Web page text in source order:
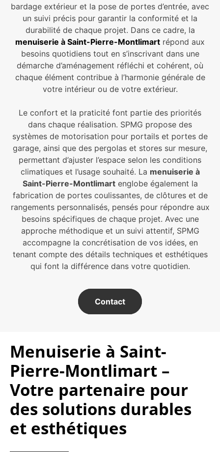
bardage extérieur et la pose de portes d’entrée, avec
un suivi précis pour garantir la conformité et la
durabilité de chaque projet. Dans ce cadre, la
menuiserie à Saint-Pierre-Montlimart répond aux
besoins quotidiens tout en s’inscrivant dans une
démarche d’aménagement réfléchi et cohérent, où
chaque élément contribue à l’harmonie générale de
votre intérieur ou de votre extérieur.
Le confort et la praticité font partie des priorités
dans chaque réalisation. SPMG propose des
systèmes de motorisation pour portails et portes de
garage, ainsi que des pergolas et stores sur mesure,
permettant d’ajuster l’espace selon les conditions
climatiques et l’usage souhaité. La menuiserie à
Saint-Pierre-Montlimartenglobe également la
fabrication de portes coulissantes, de clôtures et de
rangements personnalisés, pensés pour répondre aux
besoins spécifiques de chaque projet. Avec une
approche méthodique et un suivi attentif, SPMG
accompagne la concrétisation de vos idées, en
tenant compte des détails techniques et esthétiques
qui font la différence dans votre quotidien.
Contact
Menuiserie à Saint-
Pierre-Montlimart –
Votre partenaire pour
des solutions durables
et esthétiques